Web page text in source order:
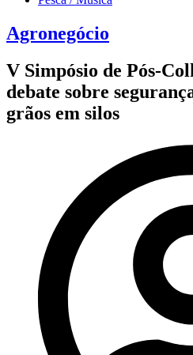
Agronegócio
V Simpósio de Pós-
debate sobre
grãos em silos